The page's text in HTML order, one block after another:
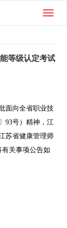
等级认定考试
面向全省职业技
93号）精神，江
苏省健康管理师
有关事项公告如